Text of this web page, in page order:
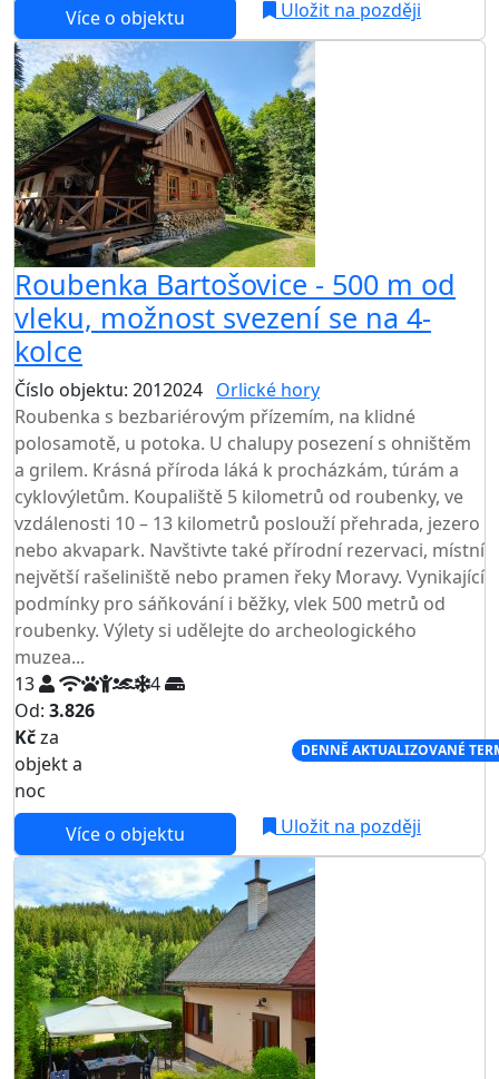
Více o objektu Uložit na později
Roubenka Bartošovice - 500 m od
vleku, možnost svezení se na 4-
kolce
Číslo objektu: 2012024 Orlické hory
Roubenka s bezbariérovým přízemím, na klidné
polosamotě, u potoka. U chalupy posezení s ohništěm
a grilem. Krásná příroda láká k procházkám, túrám a
cyklovýletům. Koupaliště 5 kilometrů od roubenky, ve
vzdálenosti 10 – 13 kilometrů poslouží přehrada, jezero
nebo akvapark. Navštivte také přírodní rezervaci, místní
největší rašeliniště nebo pramen řeky Moravy. Vynikající
podmínky pro sáňkování i běžky, vlek 500 metrů od
roubenky. Výlety si udělejte do archeologického
muzea...
13
4
Od: 3.826
Kčza
objekt a
noc
DENNĚ AKTUALIZOVANÉ
Více o objektu Uložit na později